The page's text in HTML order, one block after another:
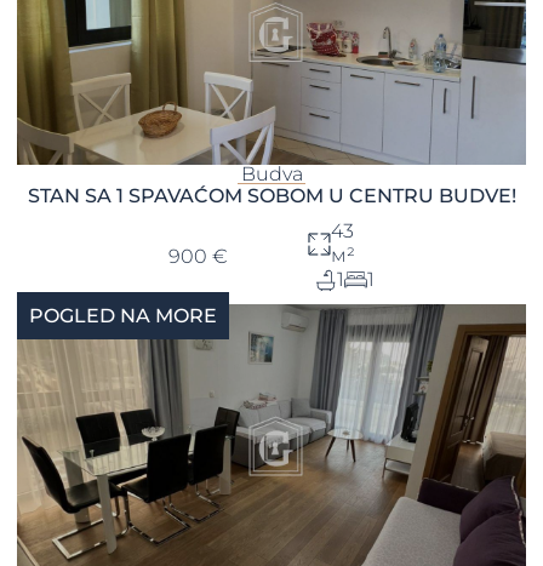
Budva
STAN SA 1 SPAVAĆOM SOBOM U CENTRU BUDVE!
900 €
43
м²
1
1
POGLED NA MORE